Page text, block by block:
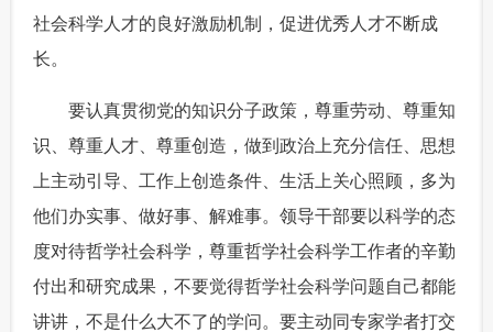
社会科学人才的良好激励机制，促进优秀人才不断成
长。
要认真贯彻党的知识分子政策，尊重劳动、尊重知
识、尊重人才、尊重创造，做到政治上充分信任、思想
上主动引导、工作上创造条件、生活上关心照顾，多为
他们办实事、做好事、解难事。领导干部要以科学的态
度对待哲学社会科学，尊重哲学社会科学工作者的辛勤
付出和研究成果，不要觉得哲学社会科学问题自己都能
讲讲，不是什么大不了的学问。要主动同专家学者打交